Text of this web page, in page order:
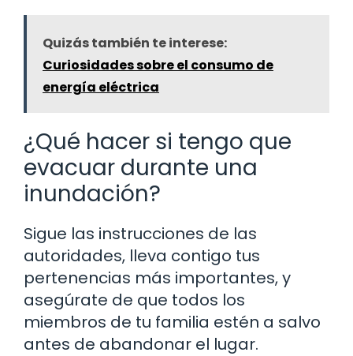
Quizás también te interese:
Curiosidades sobre el consumo de
energía eléctrica
¿Qué hacer si tengo que
evacuar durante una
inundación?
Sigue las instrucciones de las
autoridades, lleva contigo tus
pertenencias más importantes, y
asegúrate de que todos los
miembros de tu familia estén a salvo
antes de abandonar el lugar.